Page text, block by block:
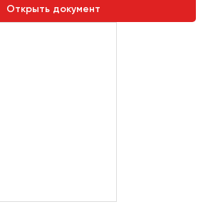
Открыть документ